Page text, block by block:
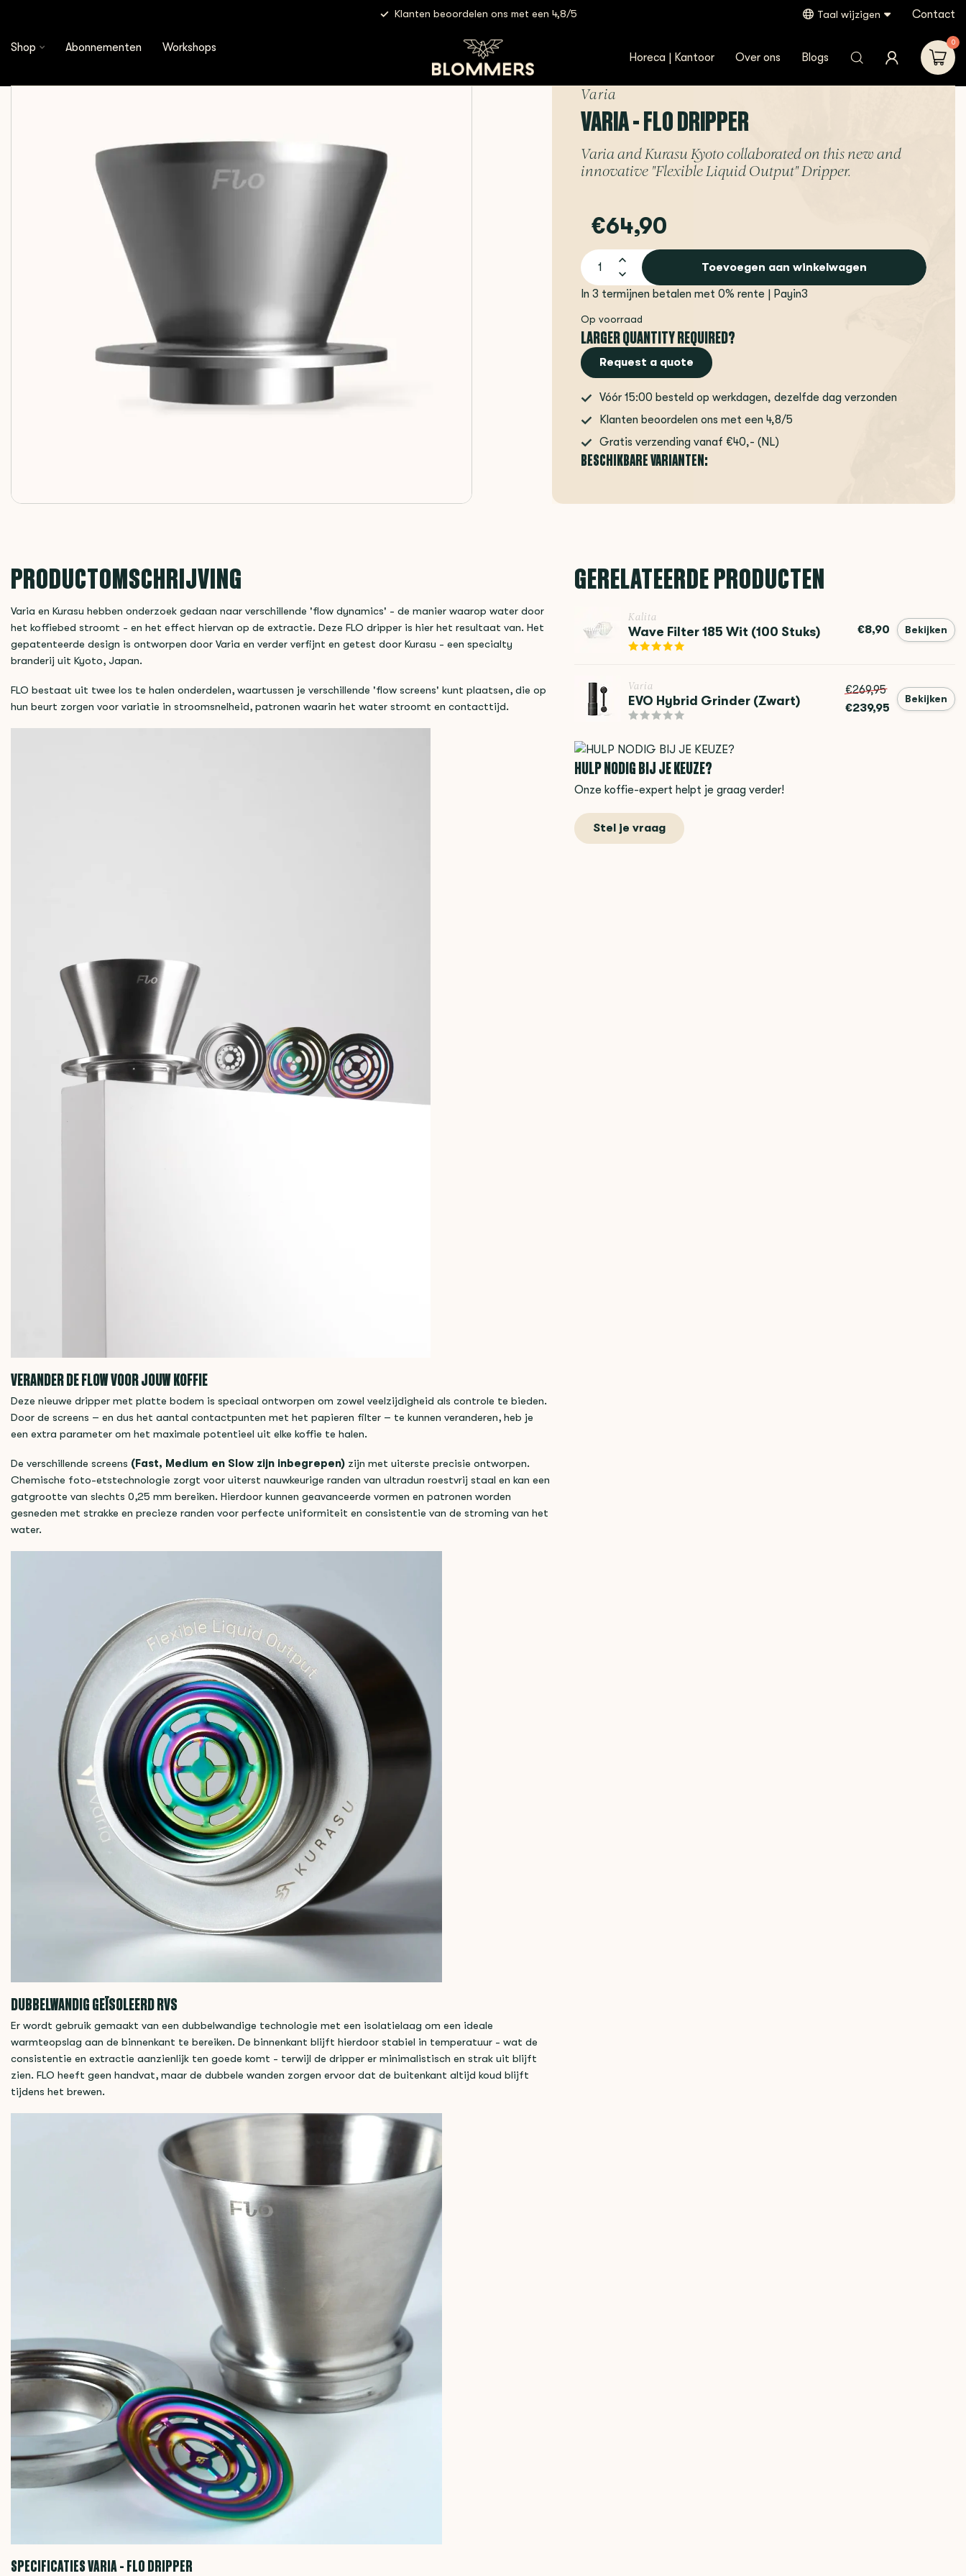
Klanten beoordelen ons met een 4,8/5 Taal wijzigen Contact
Shop Abonnementen Workshops
Horeca | Kantoor Over ons Blogs
0
Varia
VARIA - FLO DRIPPER
Varia and Kurasu Kyoto collaborated on this new and
innovative "Flexible Liquid Output" Dripper.
€64,90
Toevoegen aan winkelwagen
In 3 termijnen betalen met 0% rente | Payin3
Op voorraad
LARGER QUANTITY REQUIRED?
Request a quote
Vóór 15:00 besteld op werkdagen, dezelfde dag verzonden
Klanten beoordelen ons met een 4,8/5
Gratis verzending vanaf €40,- (NL)
BESCHIKBARE VARIANTEN:
PRODUCTOMSCHRIJVING
Varia en Kurasu hebben onderzoek gedaan naar verschillende 'flow dynamics' - de manier waarop water door
het koffiebed stroomt - en het effect hiervan op de extractie. Deze FLO dripper is hier het resultaat van. Het
gepatenteerde design is ontworpen door Varia en verder verfijnt en getest door Kurasu - een specialty
branderij uit Kyoto, Japan.
FLO bestaat uit twee los te halen onderdelen, waartussen je verschillende 'flow screens' kunt plaatsen, die op
hun beurt zorgen voor variatie in stroomsnelheid, patronen waarin het water stroomt en contacttijd.
VERANDER DE FLOW VOOR JOUW KOFFIE
Deze nieuwe dripper met platte bodem is speciaal ontworpen om zowel veelzijdigheid als controle te bieden.
Door de screens – en dus het aantal contactpunten met het papieren filter – te kunnen veranderen, heb je
een extra parameter om het maximale potentieel uit elke koffie te halen.
De verschillende screens (Fast, Medium en Slow zijn inbegrepen) zijn met uiterste precisie ontworpen.
Chemische foto-etstechnologie zorgt voor uiterst nauwkeurige randen van ultradun roestvrij staal en kan een
gatgrootte van slechts 0,25 mm bereiken. Hierdoor kunnen geavanceerde vormen en patronen worden
gesneden met strakke en precieze randen voor perfecte uniformiteit en consistentie van de stroming van het
water.
DUBBELWANDIG GEÏSOLEERD RVS
Er wordt gebruik gemaakt van een dubbelwandige technologie met een isolatielaag om een ​​ideale
warmteopslag aan de binnenkant te bereiken. De binnenkant blijft hierdoor stabiel in temperatuur - wat de
consistentie en extractie aanzienlijk ten goede komt - terwijl de dripper er minimalistisch en strak uit blijft
zien. FLO heeft geen handvat, maar de dubbele wanden zorgen ervoor dat de buitenkant altijd koud blijft
tijdens het brewen.
SPECIFICATIES VARIA - FLO DRIPPER
GERELATEERDE PRODUCTEN
Kalita
Wave Filter 185 Wit (100 Stuks) €8,90 Bekijken
Varia
EVO Hybrid Grinder (Zwart)
€269,95
€239,95
Bekijken
HULP NODIG BIJ JE KEUZE?
Onze koffie-expert helpt je graag verder!
Stel je vraag